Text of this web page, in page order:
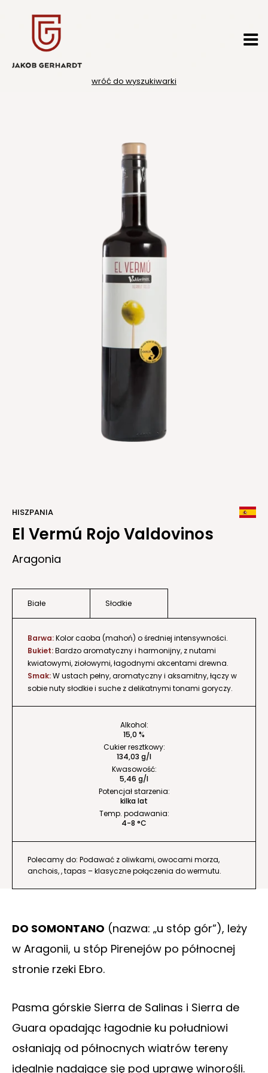
wróć do wyszukiwarki
HISZPANIA
El Vermú Rojo Valdovinos
Aragonia
Białe Słodkie
Barwa:Kolor caoba (mahoń) o średniej intensywności.
Bukiet:Bardzo aromatyczny i harmonijny, z nutami
kwiatowymi, ziołowymi, łagodnymi akcentami drewna.
Smak:W ustach pełny, aromatyczny i aksamitny, łączy w
sobie nuty słodkie i suche z delikatnymi tonami goryczy.
Alkohol:
15,0 %
Cukier resztkowy:
134,03 g/l
Kwasowość:
5,46 g/l
Potencjał starzenia:
kilka lat
Temp. podawania:
4-8 °C
Polecamy do: Podawać z oliwkami, owocami morza,
anchois, , tapas – klasyczne połączenia do wermutu.
DO SOMONTANO (nazwa: „u stóp gór”), leży
w Aragonii, u stóp Pirenejów po północnej
stronie rzeki Ebro.
Pasma górskie Sierra de Salinas i Sierra de
Guara opadając łagodnie ku południowi
osłaniają od północnych wiatrów tereny
idealnie nadające się pod uprawę winorośli.